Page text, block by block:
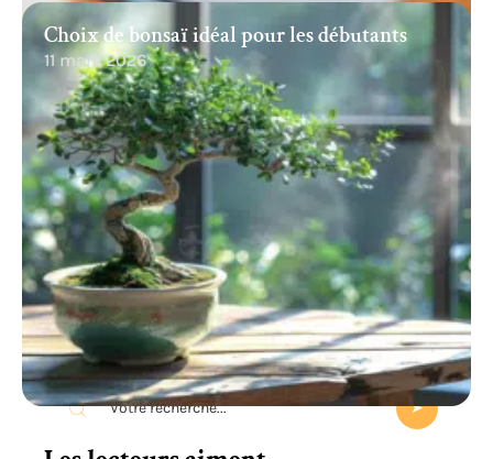
Choix de bonsaï idéal pour les débutants
11 mars 2026
Recherche